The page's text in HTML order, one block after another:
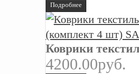
Подробнее
Коврики
4200.00руб.